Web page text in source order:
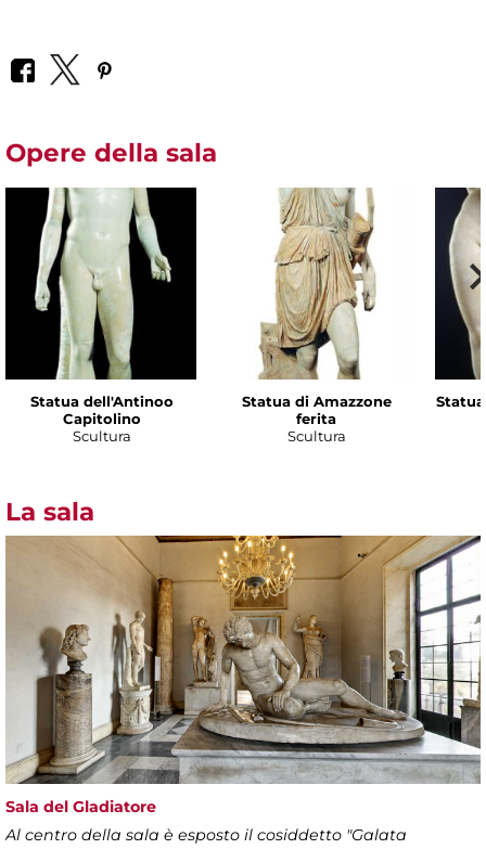
Opere della sala
Statua dell'Antinoo
Capitolino
Scultura
Statua di Amazzone
ferita
Scultura
La sala
Sala del Gladiatore
Al centro della sala è esposto il cosiddetto "Galata